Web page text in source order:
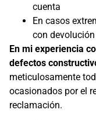
cuenta
En casos
con
En mi experiencia
defectos
meticulosamente
ocasionados por el
reclamación.